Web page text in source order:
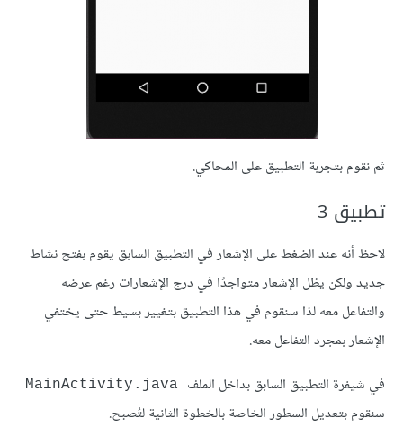
ثم نقوم بتجربة التطبيق على المحاكي.
تطبيق 3
لاحظ أنه عند الضغط على الإشعار في التطبيق السابق يقوم بفتح نشاط
جديد ولكن يظل الإشعار متواجدًا في درج الإشعارات رغم عرضه
والتفاعل معه لذا سنقوم في هذا التطبيق بتغيير بسيط حتى يختفي
الإشعار بمجرد التفاعل معه.
في شيفرة التطبيق السابق بداخل الملف
سنقوم بتعديل السطور الخاصة بالخطوة الثانية لتُصبح.